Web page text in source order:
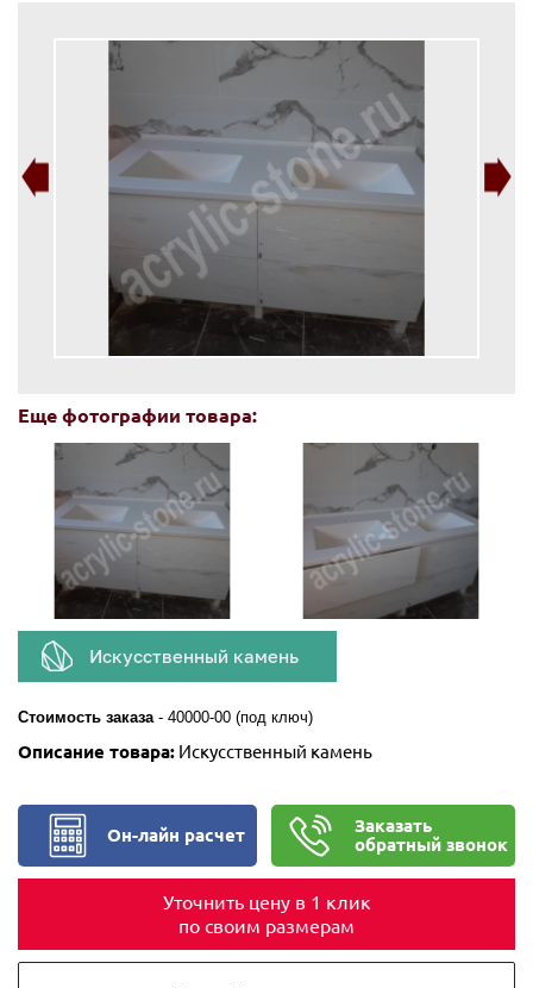
Еще фотографии товара:
Искусственный камень
Стоимость заказа- 40000-00 (под ключ)
Описание товара: Искусственный камень
Он-лайн расчет
Заказать
обратный звонок
Уточнить цену в 1 клик
по своим размерам